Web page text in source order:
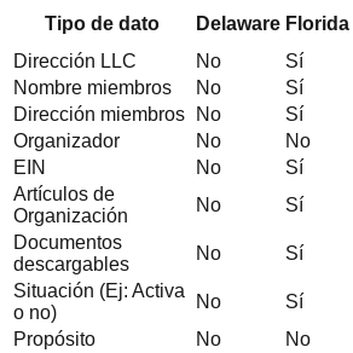
Tipo de dato
Delaware Florida
Dirección LLC
No Sí
Nombre miembros
No Sí
Dirección miembros
No Sí
Organizador
No No
EIN
No Sí
Artículos de
Organización
No Sí
Documentos
descargables
No Sí
Situación (Ej: Activa
o no)
No Sí
Propósito
No No